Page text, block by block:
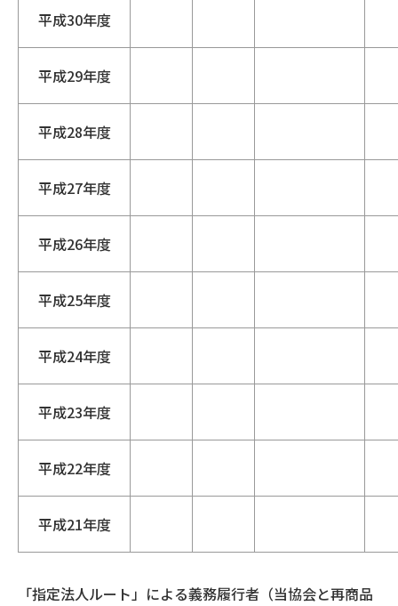
平成30年度
平成29年度
平成28年度
平成27年度
平成26年度
平成25年度
平成24年度
平成23年度
平成22年度
平成21年度
「指定法人ルート」による義務履行者（当協会と再商品